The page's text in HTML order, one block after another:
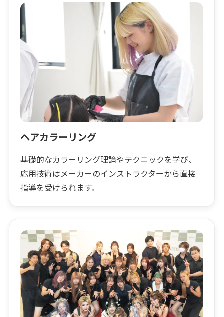
ヘアカラーリング
基礎的なカラーリング理論やテクニックを学び、
応用技術はメーカーのインストラクターから直接
指導を受けられます。